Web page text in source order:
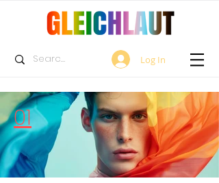
Log In
01